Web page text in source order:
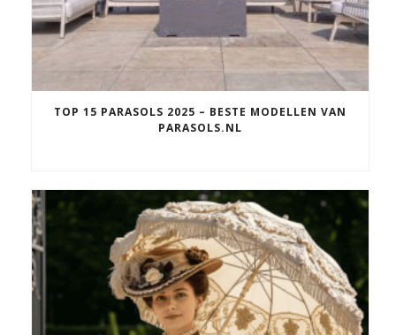
TOP 15 PARASOLS 2025 – BESTE MODELLEN VAN
PARASOLS.NL